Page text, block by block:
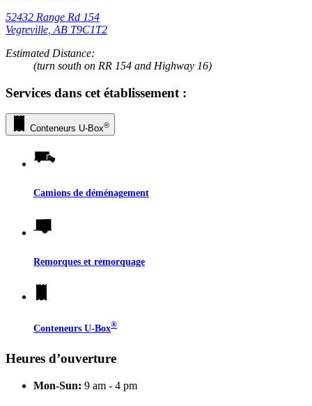
52432 Range Rd 154
Vegreville, AB T9C1T2
Estimated Distance:
(turn south on RR 154 and Highway 16)
Services dans cet établissement :
Conteneurs U-Box®
Camions de déménagement
Remorques et remorquage
Conteneurs U-Box®
Heures d’ouverture
Mon-Sun: 9 am - 4 pm